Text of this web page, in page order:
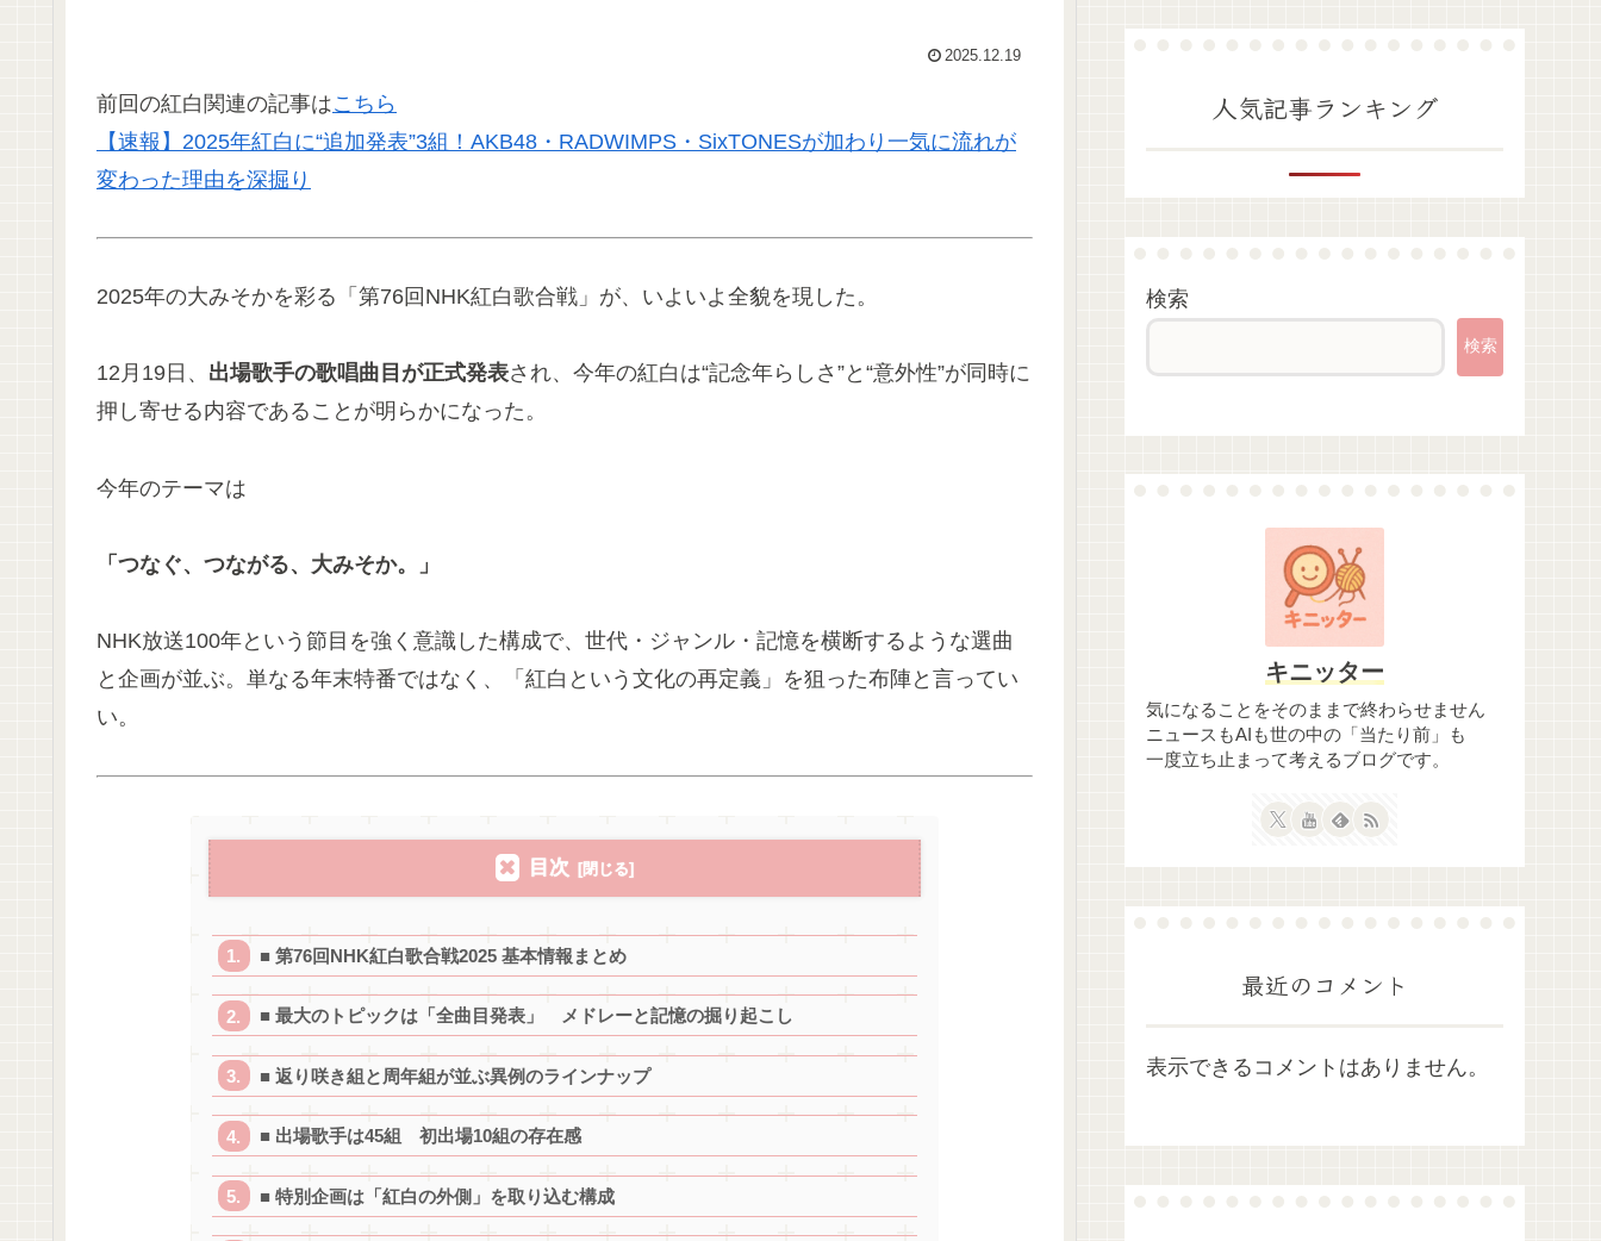
2025.12.19
前回の紅白関連の記事はこちら
【速報】2025年紅白に“追加発表”3組！AKB48・RADWIMPS・SixTONESが加わり一気に流れが
変わった理由を深掘り
2025年の大みそかを彩る「第76回NHK紅白歌合戦」が、いよいよ全貌を現した。
12月19日、 出場歌手の歌唱曲目が正式発表され、今年の紅白は“記念年らしさ”と“意外性”が同時に
押し寄せる内容であることが明らかになった。
今年のテーマは
「つなぐ、つながる、大みそか。」
NHK放送100年という節目を強く意識した構成で、世代・ジャンル・記憶を横断するような選曲
と企画が並ぶ。単なる年末特番ではなく、「紅白という文化の再定義」を狙った布陣と言ってい
い。
目次
■ 第76回NHK紅白歌合戦2025 基本情報まとめ
■ 最大のトピックは「全曲目発表」 メドレーと記憶の掘り起こし
■ 返り咲き組と周年組が並ぶ異例のラインナップ
■ 出場歌手は45組 初出場10組の存在感
■ 特別企画は「紅白の外側」を取り込む構成
人気記事ランキング
検索
検索
キニッター
気になることをそのままで終わらせません
ニュースもAIも世の中の「当たり前」も
一度立ち止まって考えるブログです。
最近のコメント
表示できるコメントはありません。